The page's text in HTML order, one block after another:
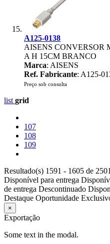
A125-0138
AISENS CONVERSOR
A H 15CM BRANCO
Marca: AISENS
Ref. Fabricante: A125-
Preço sob consulta
list grid
107
108
109
Resultado(s) 1591 - 1605 de 2501
Disponível para entrega
de entrega Descontinuado
Destaque Oportunidade
×
Exportação
Some text in the modal.